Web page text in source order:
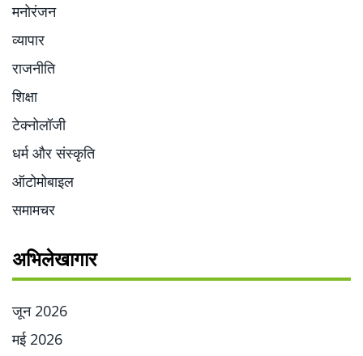
मनोरंजन
व्यापार
राजनीति
शिक्षा
टेक्नोलॉजी
धर्म और संस्कृति
ऑटोमोबाइल
समामचर
अभिलेखागार
जून 2026
मई 2026